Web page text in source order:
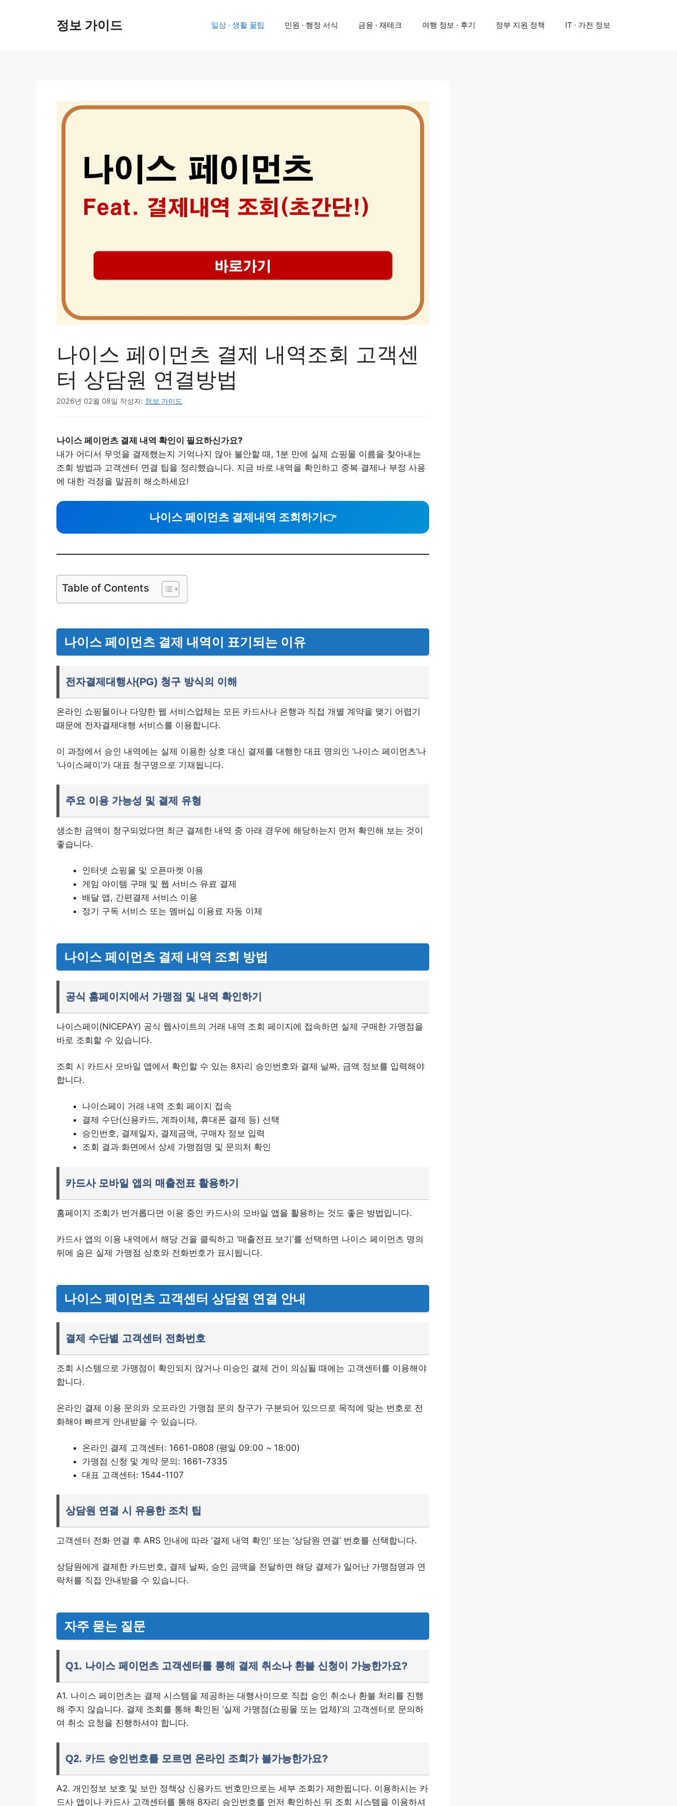
정보 가이드 일상 · 생활 꿀팁 민원 · 행정 서식 금융 · 재테크 여행 정보 · 후기 정부 지원 정책 IT · 가전 정보
나이스 페이먼츠 결제 내역조회 고객센
터 상담원 연결방법
2026년 02월 08일 작성자: 정보 가이드
나이스 페이먼츠 결제 내역 확인이 필요하신가요?
내가 어디서 무엇을 결제했는지 기억나지 않아 불안할 때, 1분 만에 실제 쇼핑몰 이름을 찾아내는
조회 방법과 고객센터 연결 팁을 정리했습니다. 지금 바로 내역을 확인하고 중복 결제나 부정 사용
에 대한 걱정을 말끔히 해소하세요!
나이스 페이먼츠 결제내역 조회하기 👉
Table of Contents
나이스 페이먼츠 결제 내역이 표기되는 이유
전자결제대행사(PG) 청구 방식의 이해
온라인 쇼핑몰이나 다양한 웹 서비스업체는 모든 카드사나 은행과 직접 개별 계약을 맺기 어렵기
때문에 전자결제대행 서비스를 이용합니다.
이 과정에서 승인 내역에는 실제 이용한 상호 대신 결제를 대행한 대표 명의인 ‘나이스 페이먼츠’나
‘나이스페이’가 대표 청구명으로 기재됩니다.
주요 이용 가능성 및 결제 유형
생소한 금액이 청구되었다면 최근 결제한 내역 중 아래 경우에 해당하는지 먼저 확인해 보는 것이
좋습니다.
인터넷 쇼핑몰 및 오픈마켓 이용
게임 아이템 구매 및 웹 서비스 유료 결제
배달 앱, 간편결제 서비스 이용
정기 구독 서비스 또는 멤버십 이용료 자동 이체
나이스 페이먼츠 결제 내역 조회 방법
공식 홈페이지에서 가맹점 및 내역 확인하기
나이스페이(NICEPAY) 공식 웹사이트의 거래 내역 조회 페이지에 접속하면 실제 구매한 가맹점을
바로 조회할 수 있습니다.
조회 시 카드사 모바일 앱에서 확인할 수 있는 8자리 승인번호와 결제 날짜, 금액 정보를 입력해야
합니다.
나이스페이 거래 내역 조회 페이지 접속
결제 수단(신용카드, 계좌이체, 휴대폰 결제 등) 선택
승인번호, 결제일자, 결제금액, 구매자 정보 입력
조회 결과 화면에서 상세 가맹점명 및 문의처 확인
카드사 모바일 앱의 매출전표 활용하기
홈페이지 조회가 번거롭다면 이용 중인 카드사의 모바일 앱을 활용하는 것도 좋은 방법입니다.
카드사 앱의 이용 내역에서 해당 건을 클릭하고 ‘매출전표 보기’를 선택하면 나이스 페이먼츠 명의
뒤에 숨은 실제 가맹점 상호와 전화번호가 표시됩니다.
나이스 페이먼츠 고객센터 상담원 연결 안내
결제 수단별 고객센터 전화번호
조회 시스템으로 가맹점이 확인되지 않거나 미승인 결제 건이 의심될 때에는 고객센터를 이용해야
합니다.
온라인 결제 이용 문의와 오프라인 가맹점 문의 창구가 구분되어 있으므로 목적에 맞는 번호로 전
화해야 빠르게 안내받을 수 있습니다.
온라인 결제 고객센터: 1661-0808 (평일 09:00 ~ 18:00)
가맹점 신청 및 계약 문의: 1661-7335
대표 고객센터: 1544-1107
상담원 연결 시 유용한 조치 팁
고객센터 전화 연결 후 ARS 안내에 따라 ‘결제 내역 확인’ 또는 ‘상담원 연결’ 번호를 선택합니다.
상담원에게 결제한 카드번호, 결제 날짜, 승인 금액을 전달하면 해당 결제가 일어난 가맹점명과 연
락처를 직접 안내받을 수 있습니다.
자주 묻는 질문
Q1. 나이스 페이먼츠 고객센터를 통해 결제 취소나 환불 신청이 가능한가요?
A1. 나이스 페이먼츠는 결제 시스템을 제공하는 대행사이므로 직접 승인 취소나 환불 처리를 진행
해 주지 않습니다. 결제 조회를 통해 확인된 ‘실제 가맹점(쇼핑몰 또는 업체)’의 고객센터로 문의하
여 취소 요청을 진행하셔야 합니다.
Q2. 카드 승인번호를 모르면 온라인 조회가 불가능한가요?
A2. 개인정보 보호 및 보안 정책상 신용카드 번호만으로는 세부 조회가 제한됩니다. 이용하시는 카
드사 앱이나 카드사 고객센터를 통해 8자리 승인번호를 먼저 확인하신 뒤 조회 시스템을 이용하셔